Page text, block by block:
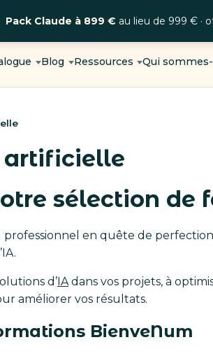
Blog Ressources Qui
sélection
professionnel en quête de
d’ IAdans vos projets, à
améliorer vos résultats.
BienveNum
Pack Claude à 899 € au lieu de 999 € ·